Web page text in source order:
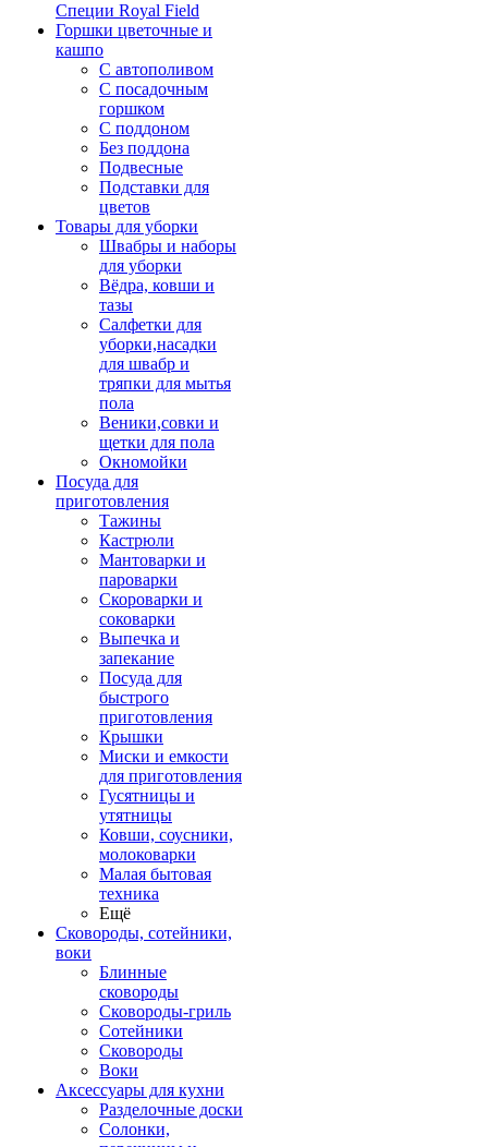
Специи Royal Field
Горшки цветочные и
кашпо
С автополивом
С посадочным
горшком
С поддоном
Без поддона
Подвесные
Подставки для
цветов
Товары для уборки
Швабры и наборы
для уборки
Вёдра, ковши и
тазы
Салфетки для
уборки,насадки
для швабр и
тряпки для мытья
пола
Веники,совки и
щетки для пола
Окномойки
Посуда для
приготовления
Тажины
Кастрюли
Мантоварки и
пароварки
Скороварки и
соковарки
Выпечка и
запекание
Посуда для
быстрого
приготовления
Крышки
Миски и емкости
для приготовления
Гусятницы и
утятницы
Ковши, соусники,
молоковарки
Малая бытовая
техника
Ещё
Сковороды, сотейники,
воки
Блинные
сковороды
Сковороды-гриль
Сотейники
Сковороды
Воки
Аксессуары для кухни
Разделочные доски
Солонки,